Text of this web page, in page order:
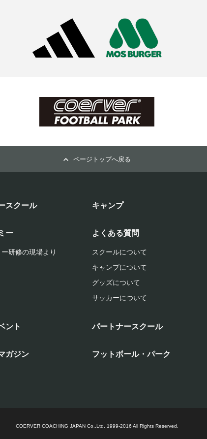
ページトップへ戻る
スクール キャンプ
ー
研修の現場より
よくある質問
スクールについて
キャンプについて
グッズについて
サッカーについて
ント パートナースクール
ガジン フットボール・パーク
COERVER COACHING JAPAN Co.,Ltd. 1999-2016 All Rights Reserved.